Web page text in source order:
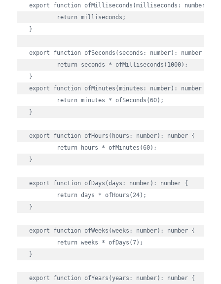
export function ofMilliseconds(milliseconds: number):
}
export function ofSeconds(seconds: number): number {
}
export function ofMinutes(minutes: number): number {
}
export function ofHours(hours: number): number {
}
export function ofDays(days: number): number {
}
export function ofWeeks(weeks: number): number {
}
export function ofYears(years: number): number {